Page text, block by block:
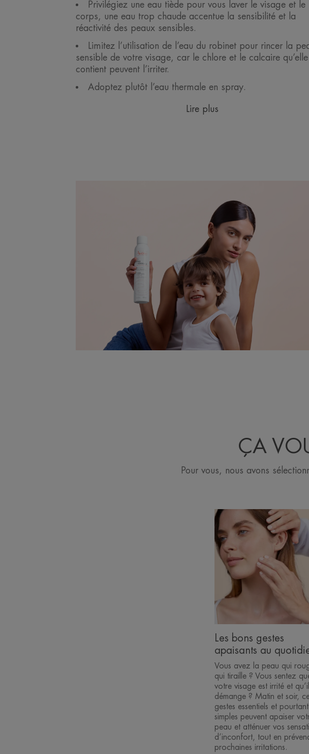
Privilégiez une eau tiède pour vous laver le visage et le
corps, une eau trop chaude accentue la sensibilité et la
réactivité des peaux sensibles.
Limitez l’utilisation de l’eau du robinet pour rincer la
sensible de votre visage, car le chlore et le calcaire qu’elle
contient peuvent l’irriter.
Adoptez plutôt l’eau thermale en spray.
Lire plus
ÇA
Pour vous, nous avons
Nos
conseils
pour
apaiser
une
peau
sensible
Les
bons
gestes
apaisants
au
quotidien
Les bons gestes
apaisants au
Vous avez la peau qui
qui tiraille ? Vous sentez
votre visage est irrité et qu’il
démange ? Matin et soir,
gestes essentiels et pourtant
simples peuvent apaiser
peau et atténuer vos
d’inconfort, tout en
prochaines irritations.